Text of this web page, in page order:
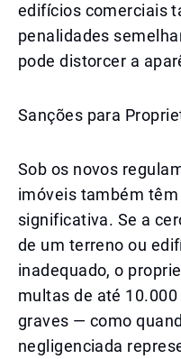
edifícios comerciais
penalidades
pode distorcer a
Sanções para
Sob os novos
imóveis também
significativa. Se a
de um terreno ou
inadequado, o
multas de até
graves — como
negligenciada